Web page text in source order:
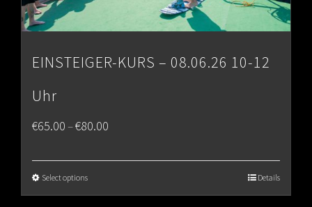
EINSTEIGER-KURS – 08.06.26 10-12
Uhr
€65.00–€80.00
Select options Details